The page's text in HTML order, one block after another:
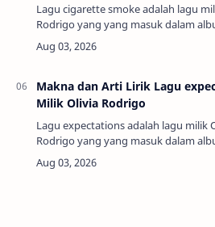
Lagu cigarette smoke adalah lagu
Rodrigo yang yang masuk dalam
seem pretty sad for a girl so in love
utama lagu ini menceritakan tentang
Makna dan Arti Lirik Lagu
Milik Olivia Rodrigo
Lagu expectations adalah lagu milik
Rodrigo yang yang masuk dalam
seem pretty sad for a girl so in love
utama lagu ini menceritakan tentang